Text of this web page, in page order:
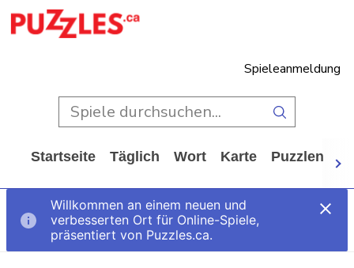
Spieleanmeldung
Startseite Täglich Wort Karte Puzzlen
Willkommen an einem neuen und
verbesserten Ort für Online-Spiele,
präsentiert von Puzzles.ca.